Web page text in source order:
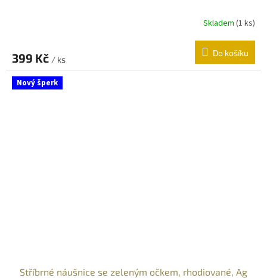
Skladem (1 ks)
399 Kč / ks
Do košíku
Nový šperk
Stříbrné náušnice se zeleným očkem, rhodiované, Ag